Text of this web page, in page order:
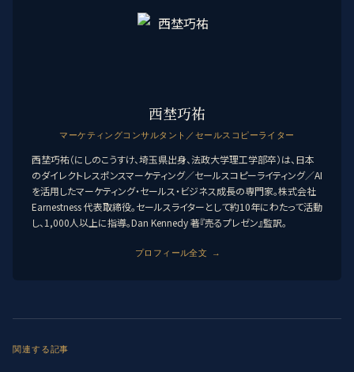
西埜巧祐
マーケティングコンサルタント／セールスコピーライター
西埜巧祐（にしのこうすけ、埼玉県出身、法政大学理工学部卒）は、日本
のダイレクトレスポンスマーケティング／セールスコピーライティング／AI
を活用したマーケティング・セールス・ビジネス成長の専門家。株式会社
Earnestness 代表取締役。セールスライターとして約10年にわたって活動
し、1,000人以上に指導。Dan Kennedy 著『売るプレゼン』監訳。
プロフィール全文 →
関連する記事